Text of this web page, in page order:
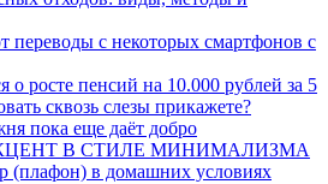
переводы с некоторых смартфонов с
о росте пенсий на 10.000 рублей за 5
сквозь слезы прикажете?
пока еще даёт добро
В СТИЛЕ МИНИМАЛИЗМА
(плафон) в домашних условиях